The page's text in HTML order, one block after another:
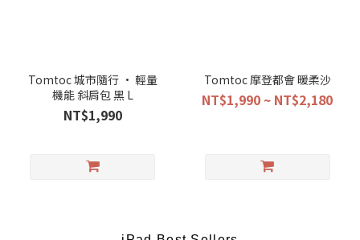
Tomtoc 城市隨行 • 輕量
機能 斜肩包 黑 L
NT$1,990
Tomtoc 摩登都會 暖柔沙
NT$1,990 ~ NT$2,180